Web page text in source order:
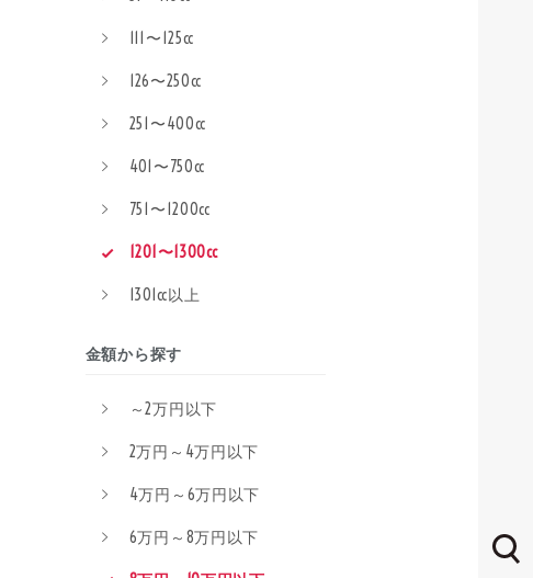
111〜125cc
126〜250cc
251〜400cc
401〜750cc
751〜1200cc
1201〜1300cc
1301cc以上
金額から探す
～2万円以下
2万円～4万円以下
4万円～6万円以下
6万円～8万円以下